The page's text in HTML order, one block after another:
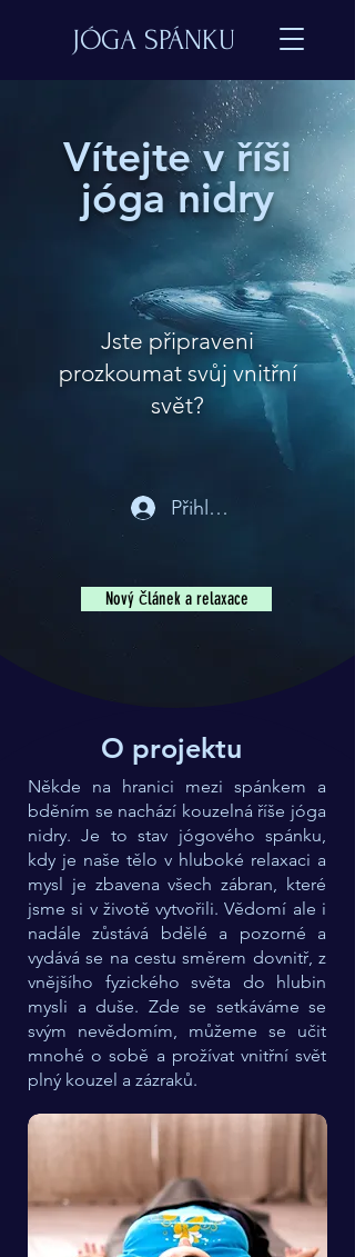
JÓGA SPÁNKU
Vítejte v říši
jóga nidry
Jste připraveni
prozkoumat svůj vnitřní
svět?
Přihlášení
Nový článek a relaxace
O projektu
Někde na hranici mezi spánkem a
bděním se nachází kouzelná říše jóga
nidry. Je to stav jógového spánku,
kdy je naše tělo v hluboké relaxaci a
mysl je zbavena všech zábran, které
jsme si v životě vytvořili. Vědomí ale i
nadále zůstává bdělé a pozorné a
vydává se na cestu směrem dovnitř, z
vnějšího fyzického světa do hlubin
mysli a duše. Zde se setkáváme se
svým nevědomím, můžeme se učit
mnohé o sobě a prožívat vnitřní svět
plný kouzel a zázraků.